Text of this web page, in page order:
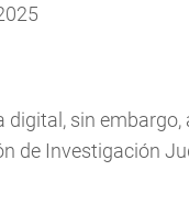
sin embargo,
de Investigación